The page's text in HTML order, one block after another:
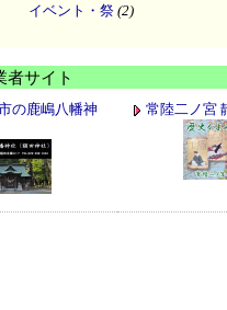
イベント・祭 (2)
者サイト
の鹿嶋八幡神
常陸二ノ宮